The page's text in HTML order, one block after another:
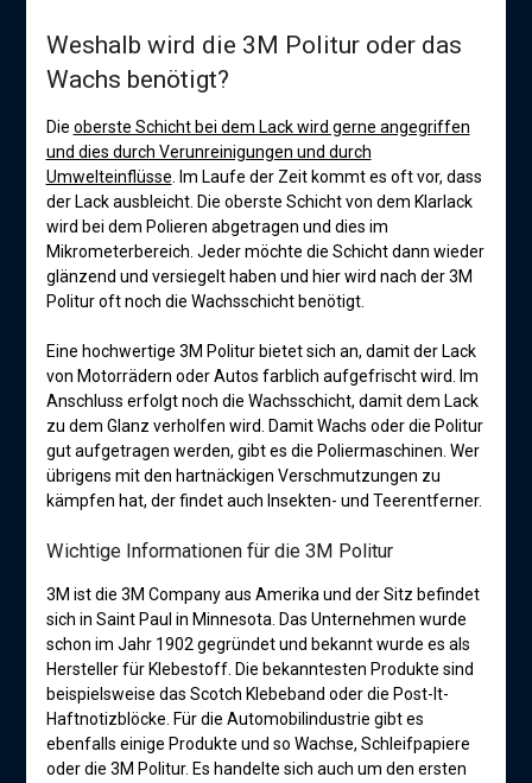
Weshalb wird die 3M Politur oder das
Wachs benötigt?
Die oberste Schicht bei dem Lack wird gerne angegriffen
und dies durch Verunreinigungen und durch
Umwelteinflüsse . Im Laufe der Zeit kommt es oft vor, dass
der Lack ausbleicht. Die oberste Schicht von dem Klarlack
wird bei dem Polieren abgetragen und dies im
Mikrometerbereich. Jeder möchte die Schicht dann wieder
glänzend und versiegelt haben und hier wird nach der 3M
Politur oft noch die Wachsschicht benötigt.
Eine hochwertige 3M Politur bietet sich an, damit der Lack
von Motorrädern oder Autos farblich aufgefrischt wird. Im
Anschluss erfolgt noch die Wachsschicht, damit dem Lack
zu dem Glanz verholfen wird. Damit Wachs oder die Politur
gut aufgetragen werden, gibt es die Poliermaschinen. Wer
übrigens mit den hartnäckigen Verschmutzungen zu
kämpfen hat, der findet auch Insekten- und Teerentferner.
Wichtige Informationen für die 3M Politur
3M ist die 3M Company aus Amerika und der Sitz befindet
sich in Saint Paul in Minnesota. Das Unternehmen wurde
schon im Jahr 1902 gegründet und bekannt wurde es als
Hersteller für Klebestoff. Die bekanntesten Produkte sind
beispielsweise das Scotch Klebeband oder die Post-It-
Haftnotizblöcke. Für die Automobilindustrie gibt es
ebenfalls einige Produkte und so Wachse, Schleifpapiere
oder die 3M Politur. Es handelte sich auch um den ersten